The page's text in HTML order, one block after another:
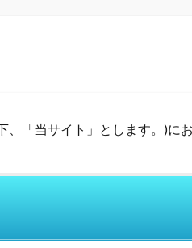
「当サイト」とします。)に